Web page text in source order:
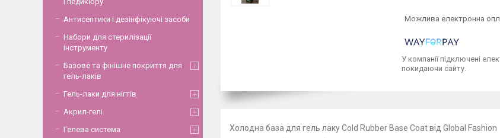
У компанії підключені
покидаючи сайту.
Холодна база для гель лаку Cold Rubber Base Coat від Global Fashion
Антисептики і дезінфікуючі засоби
Набори для стерилізації
інструменту
Базове та фінішне покриття для
гель-лаків
Гель-лаки для нігтів
Акрил-гелі
Гелева система